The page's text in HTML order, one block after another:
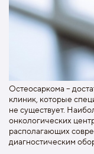
Остеосаркома –
клиник, которые
не существует.
онкологических
располагающих
диагностическим